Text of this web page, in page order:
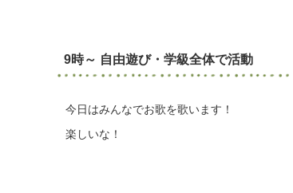
9時～ 自由遊び・学級全体で活動
今日はみんなでお歌を歌います！
楽しいな！